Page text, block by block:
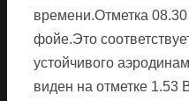
времени.Отметка
фойе.Это
устойчивого
виден на отметке 1.53